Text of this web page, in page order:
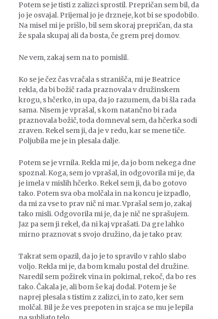
Potem se je tisti z zalizci sprostil. Prepričan sem bil, da
jo je osvajal. Prijemal jo je drzneje, kot bi se spodobilo.
Na misel mi je prišlo, bil sem skoraj prepričan, da sta
že spala skupaj ali da bosta, če grem prej domov.
Ne vem, zakaj sem na to pomislil.
Ko se je čez čas vračala s stranišča, mi je Beatrice
rekla, da bi božič rada praznovala v družinskem
krogu, s hčerko, in upa, da jo razumem, da bi šla rada
sama. Nisem je vprašal, s kom natančno bi rada
praznovala božič, toda domneval sem, da hčerka sodi
zraven. Rekel sem ji, da je v redu, kar se mene tiče.
Poljubila me je in plesala dalje.
Potem se je vrnila. Rekla mi je, da jo bom nekega dne
spoznal. Koga, sem jo vprašal, in odgovorila mi je, da
je imela v mislih hčerko. Rekel sem ji, da bo gotovo
tako. Potem sva oba molčala in na koncu je izpadlo,
da mi za vse to prav nič ni mar. Vprašal sem jo, zakaj
tako misli. Odgovorila mi je, da je nič ne sprašujem.
Jaz pa sem ji rekel, da ni kaj vprašati. Da gre lahko
mirno praznovat s svojo družino, da je tako prav.
Takrat sem opazil, da jo je to spravilo v rahlo slabo
voljo. Rekla mi je, da bom kmalu postal del družine.
Naredil sem požirek vina in pokimal, rekoč, da bo res
tako. Čakala je, ali bom še kaj dodal. Potem je še
naprej plesala s tistim z zalizci, in to zato, ker sem
molčal. Bil je že ves prepoten in srajca se mu je lepila